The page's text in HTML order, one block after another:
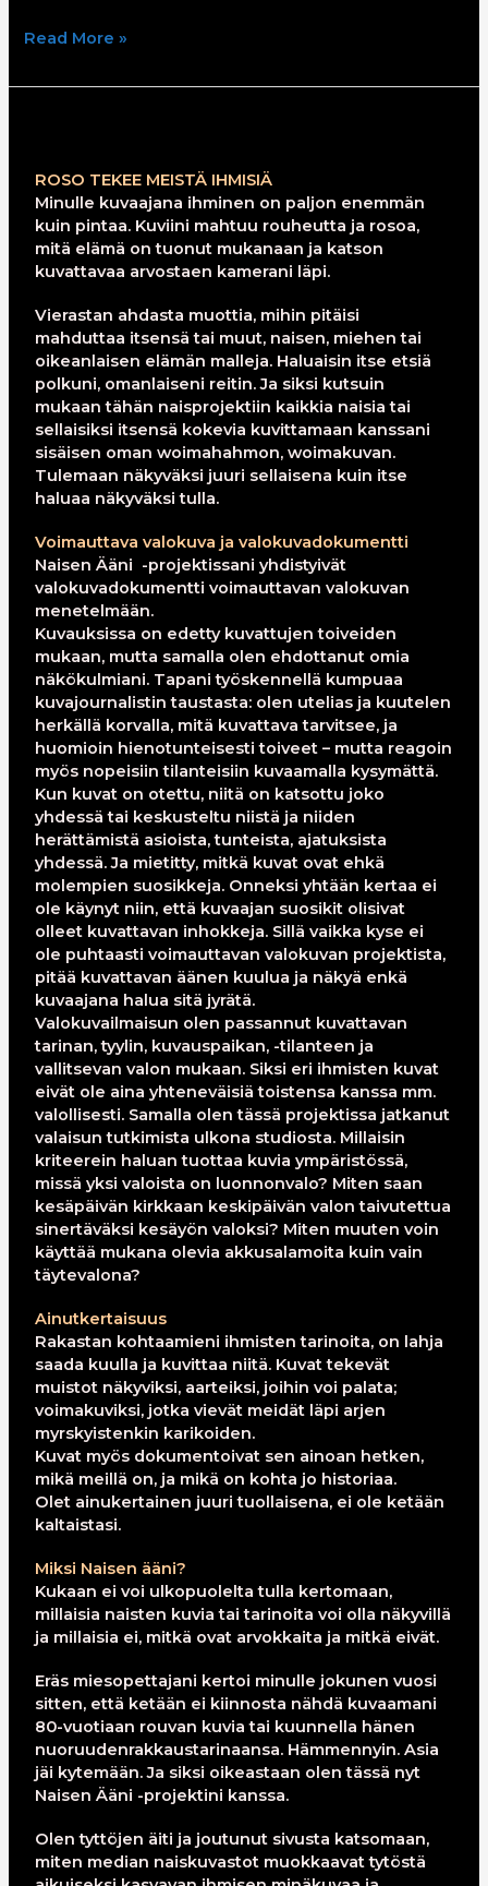
Read More »
ROSO TEKEE MEISTÄ IHMISIÄ
Minulle kuvaajana ihminen on paljon enemmän
kuin pintaa. Kuviini mahtuu rouheutta ja rosoa,
mitä elämä on tuonut mukanaan ja katson
kuvattavaa arvostaen kamerani läpi.
Vierastan ahdasta muottia, mihin pitäisi
mahduttaa itsensä tai muut, naisen, miehen tai
oikeanlaisen elämän malleja. Haluaisin itse etsiä
polkuni, omanlaiseni reitin. Ja siksi kutsuin
mukaan tähän naisprojektiin kaikkia naisia tai
sellaisiksi itsensä kokevia kuvittamaan kanssani
sisäisen oman woimahahmon, woimakuvan.
Tulemaan näkyväksi juuri sellaisena kuin itse
haluaa näkyväksi tulla.
Voimauttava valokuva ja valokuvadokumentti
Naisen Ääni -projektissani yhdistyivät
valokuvadokumentti voimauttavan valokuvan
menetelmään.
Kuvauksissa on edetty kuvattujen toiveiden
mukaan, mutta samalla olen ehdottanut omia
näkökulmiani. Tapani työskennellä kumpuaa
kuvajournalistin taustasta: olen utelias ja kuutelen
herkällä korvalla, mitä kuvattava tarvitsee, ja
huomioin hienotunteisesti toiveet – mutta reagoin
myös nopeisiin tilanteisiin kuvaamalla kysymättä.
Kun kuvat on otettu, niitä on katsottu joko
yhdessä tai keskusteltu niistä ja niiden
herättämistä asioista, tunteista, ajatuksista
yhdessä. Ja mietitty, mitkä kuvat ovat ehkä
molempien suosikkeja. Onneksi yhtään kertaa ei
ole käynyt niin, että kuvaajan suosikit olisivat
olleet kuvattavan inhokkeja. Sillä vaikka kyse ei
ole puhtaasti voimauttavan valokuvan projektista,
pitää kuvattavan äänen kuulua ja näkyä enkä
kuvaajana halua sitä jyrätä.
Valokuvailmaisun olen passannut kuvattavan
tarinan, tyylin, kuvauspaikan, -tilanteen ja
vallitsevan valon mukaan. Siksi eri ihmisten kuvat
eivät ole aina yhteneväisiä toistensa kanssa mm.
valollisesti. Samalla olen tässä projektissa jatkanut
valaisun tutkimista ulkona studiosta. Millaisin
kriteerein haluan tuottaa kuvia ympäristössä,
missä yksi valoista on luonnonvalo? Miten saan
kesäpäivän kirkkaan keskipäivän valon taivutettua
sinertäväksi kesäyön valoksi? Miten muuten voin
käyttää mukana olevia akkusalamoita kuin vain
täytevalona?
Ainutkertaisuus
Rakastan kohtaamieni ihmisten tarinoita, on lahja
saada kuulla ja kuvittaa niitä. Kuvat tekevät
muistot näkyviksi, aarteiksi, joihin voi palata;
voimakuviksi, jotka vievät meidät läpi arjen
myrskyistenkin karikoiden.
Kuvat myös dokumentoivat sen ainoan hetken,
mikä meillä on, ja mikä on kohta jo historiaa.
Olet ainukertainen juuri tuollaisena, ei ole ketään
kaltaistasi.
Miksi Naisen ääni?
Kukaan ei voi ulkopuolelta tulla kertomaan,
millaisia naisten kuvia tai tarinoita voi olla näkyvillä
ja millaisia ei, mitkä ovat arvokkaita ja mitkä eivät.
Eräs miesopettajani kertoi minulle jokunen vuosi
sitten, että ketään ei kiinnosta nähdä kuvaamani
80-vuotiaan rouvan kuvia tai kuunnella hänen
nuoruudenrakkaustarinaansa. Hämmennyin. Asia
jäi kytemään. Ja siksi oikeastaan olen tässä nyt
Naisen Ääni -projektini kanssa.
Olen tyttöjen äiti ja joutunut sivusta katsomaan,
miten median naiskuvastot muokkaavat tytöstä
PROJEKTISTA